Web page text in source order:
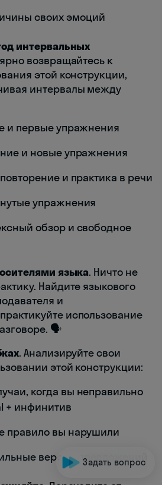
своих эмоций
интервальных
возвращайтесь к
этой конструкции,
интервалы между
и первые упражнения
и новые упражнения
и практика в речи
упражнения
обзор и свободное
языка. Ничто не
Найдите языкового
и
использование
🗣️
. Анализируйте свои
этой конструкции:
когда вы неправильно
+ инфинитив
правило вы нарушили
версии предложений
Задать вопрос